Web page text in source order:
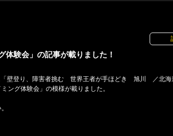
体験会」の記事が載りました！
「壁登り、障害者挑む 世界王者が手ほどき 旭川 ／北海
ング体験会」の模様が載りました。